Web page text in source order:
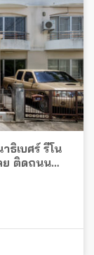
เบศร์ รีโน
ย ติดถนน